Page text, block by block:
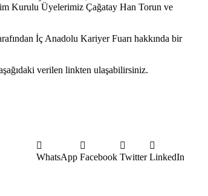
Kurulu Üyelerimiz Çağatay Han Torun ve
İç Anadolu Kariyer Fuarı hakkında bir
verilen linkten ulaşabilirsiniz.
WhatsApp Facebook Twitter LinkedIn